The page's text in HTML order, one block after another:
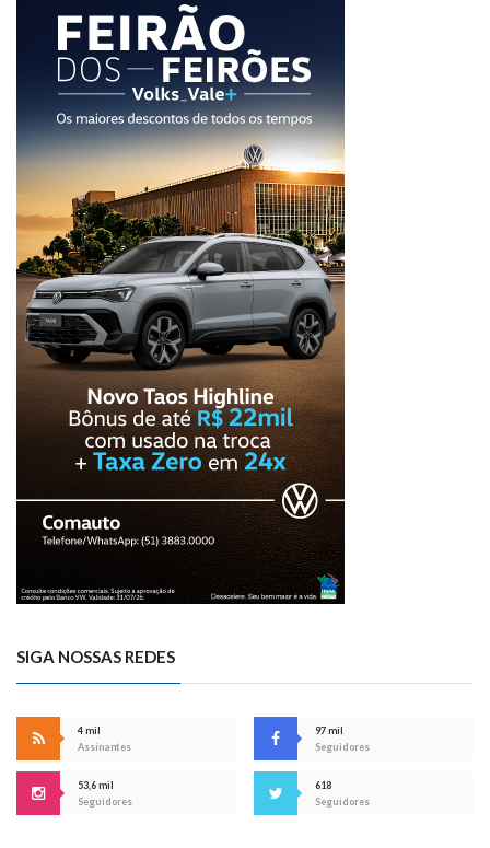
SIGA NOSSAS REDES
4 mil
Assinantes
97 mil
Seguidores
53,6 mil
Seguidores
618
Seguidores